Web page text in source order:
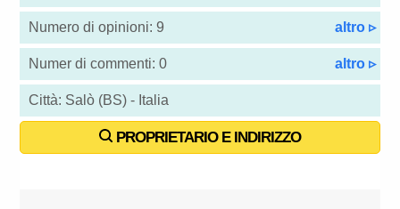
Numero di opinioni: 9 altro ▹
Numer di commenti: 0 altro ▹
Città: Salò (BS) - Italia
PROPRIETARIO E INDIRIZZO